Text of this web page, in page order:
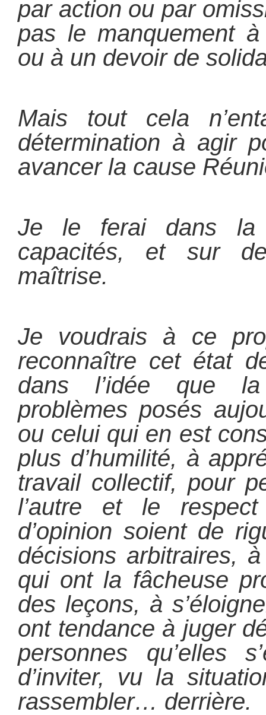
par action ou par
pas le manquement
ou à un devoir de
Mais tout cela
détermination à agir
avancer la cause
Je le ferai dans la
capacités, et sur
maîtrise.
Je voudrais à ce
reconnaître cet état
dans l’idée que
problèmes posés
ou celui qui en est
plus d’humilité, à
travail collectif, pour
l’autre et le
d’opinion soient de
décisions arbitraires,
qui ont la fâcheuse
des leçons, à
ont tendance à juger
personnes qu’elles
d’inviter, vu la
rassembler… derrière.